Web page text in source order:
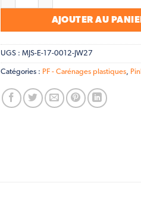
AJOUTER AU
UGS : MJS-E-17-0012-JW27
Catégories : PF - Carénages plastiques,